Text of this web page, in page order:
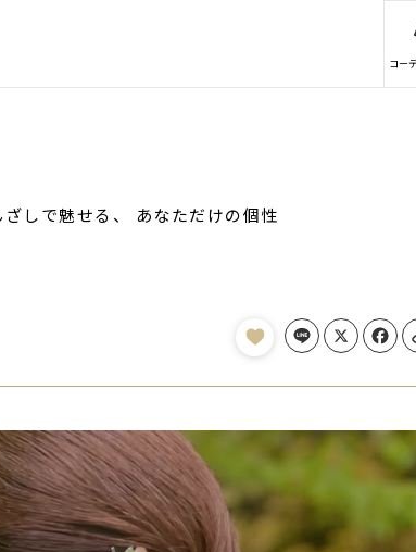
コー
しで魅せる、 あなただけの個性
Line X Facebook